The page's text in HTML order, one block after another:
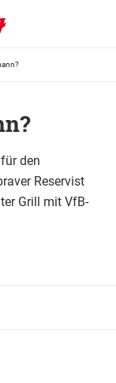
den
Reservist
Grill mit VfB-